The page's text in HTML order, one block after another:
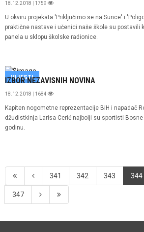
18.12.2018 | 1759
U okviru projekata 'Priključimo se na Sunce' i
praktične nastave i učenici naše škole su postavili
panela u sklopu školske radionice.
VIJESTI
IZBOR NEZAVISNIH NOVINA
18.12.2018 | 1684
Kapiten nogometne reprezentacije BiH i napadač
džudistkinja Larisa Cerić najbolji su sportisti
godinu.
341 342 343 344
347